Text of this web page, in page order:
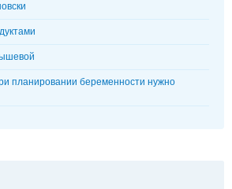
планировании беременности нужно